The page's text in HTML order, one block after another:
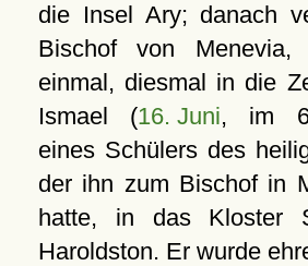
die Insel Ary; danach
Bischof von Menevia,
einmal, diesmal in die
Ismael (16. Juni, im 6.
eines Schülers des
der ihn zum Bischof in
hatte, in das Kloster
Haroldston. Er wurde